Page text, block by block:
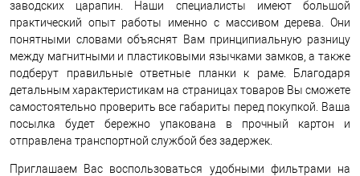
заводских царапин. Наши специалисты имеют большой
практический опыт работы именно с массивом дерева. Они
понятными словами объяснят Вам принципиальную разницу
между магнитными и пластиковыми язычками замков, а также
подберут правильные ответные планки к раме. Благодаря
детальным характеристикам на страницах товаров Вы сможете
самостоятельно проверить все габариты перед покупкой. Ваша
посылка будет бережно упакована в прочный картон и
отправлена транспортной службой без задержек.
Приглашаем Вас воспользоваться удобными фильтрами на